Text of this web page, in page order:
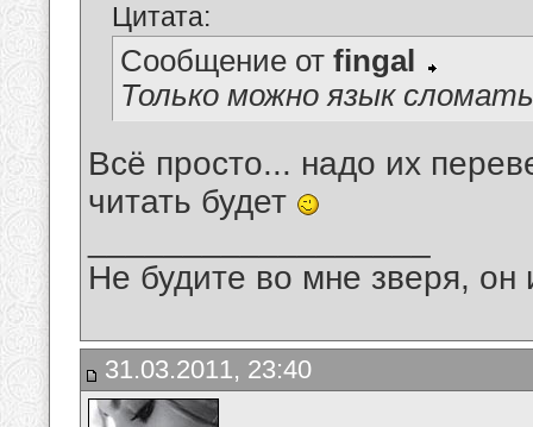
Цитата:
Сообщение от fingal
Только можно язык
Всё просто... надо их
читать будет
Не будите во мне зверя, он
31.03.2011, 23:40